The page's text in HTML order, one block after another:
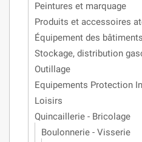
Peintures et marquage
Produits et accessoires
Équipement des bâtiments
Stockage, distribution
Outillage
Equipements Protection
Loisirs
Quincaillerie - Bricolage
Boulonnerie - Visserie